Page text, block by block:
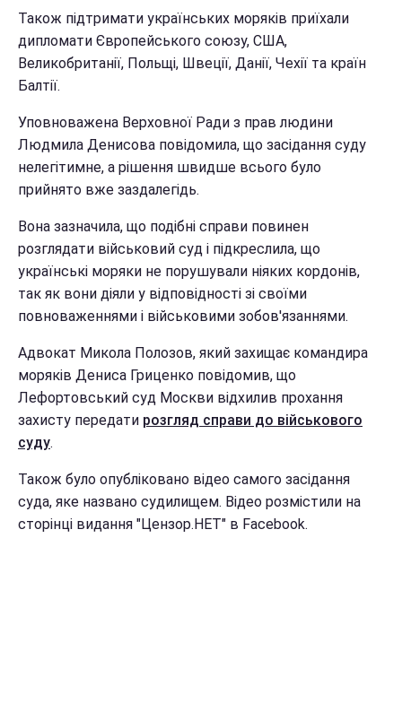
Також підтримати українських моряків приїхали
дипломати Європейського союзу, США,
Великобританії, Польщі, Швеції, Данії, Чехії та країн
Балтії.
Уповноважена Верховної Ради з прав людини
Людмила Денисова повідомила, що засідання суду
нелегітимне, а рішення швидше всього було
прийнято вже заздалегідь.
Вона зазначила, що подібні справи повинен
розглядати військовий суд і підкреслила, що
українські моряки не порушували ніяких кордонів,
так як вони діяли у відповідності зі своїми
повноваженнями і військовими зобов'язаннями.
Адвокат Микола Полозов, який захищає командира
моряків Дениса Гриценко повідомив, що
Лефортовський суд Москви відхилив прохання
захисту передати розгляд справи до військового
суду.
Також було опубліковано відео самого засідання
суда, яке названо судилищем. Відео розмістили на
сторінці видання "Цензор.НЕТ" в Facebook.